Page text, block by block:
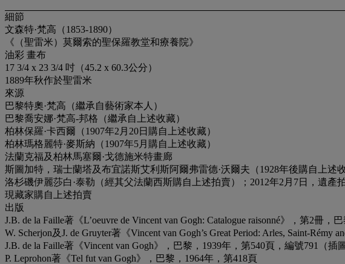
細節
文森特·梵高（1853-1890）
《（聖雷米）莫爾索的聖保羅教堂和療養院》
油彩 畫布
17 3/4 x 23 3/4 吋（45.2 x 60.3公分）
1889年秋作於聖雷米
來源
巴黎特奧·梵高（繼承自藝術家本人）
巴黎喬安娜·梵高-邦格（繼承自上述收藏）
柏林保羅·卡西爾（1907年2月20日購自上述收藏）
柏林瑪格麗特·麥斯納（1907年5月購自上述收藏）
法蘭克福及柏林馬塞爾·戈德施米特畫廊
斯圖加特，瑞士蘭塔及布宜諾斯艾利斯阿爾弗雷德·沃爾夫（1928年後購自上述
洛杉磯伊麗莎白·泰勒（經其父法蘭西斯購自上述拍賣）；2012年2月7日，遺產
現藏家購自上述拍賣
出版
J.B. de la Faille著《L’oeuvre de Vincent van Gogh: Catalogue raisonné》，第2冊，
W. Scherjon及J. de Gruyter著《Vincent van Gogh’s Great Period: Arles, Saint-
J.B. de la Faille著《Vincent van Gogh》，巴黎，1939年，第540頁，編號791（插
P. Leprohon著《Tel fut van Gogh》，巴黎，1964年，第418頁